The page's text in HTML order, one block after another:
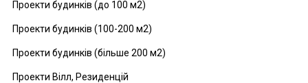
Проекти будинків (до 100 м2)
Проекти будинків (100-200 м2)
Проекти будинків (більше 200 м2)
Проекти Вілл, Резиденцій